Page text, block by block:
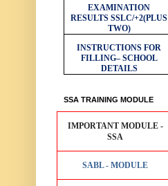
EXAMINATION
RESULTS SSLC/+2(PLUS
TWO)
INSTRUCTIONS FOR
FILLING– SCHOOL
DETAILS
SSA TRAINING MODULE
IMPORTANT MODULE -
SSA
SABL - MODULE